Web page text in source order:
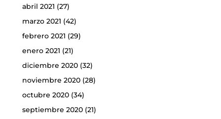
abril 2021 (27)
marzo 2021 (42)
febrero 2021 (29)
enero 2021 (21)
diciembre 2020(32)
noviembre 2020(28)
octubre 2020(34)
septiembre 2020(21)